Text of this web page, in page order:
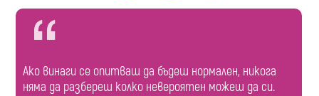
Ако винаги се опитваш да бъдеш нормален, никога
няма да разбереш колко невероятен можеш да си.